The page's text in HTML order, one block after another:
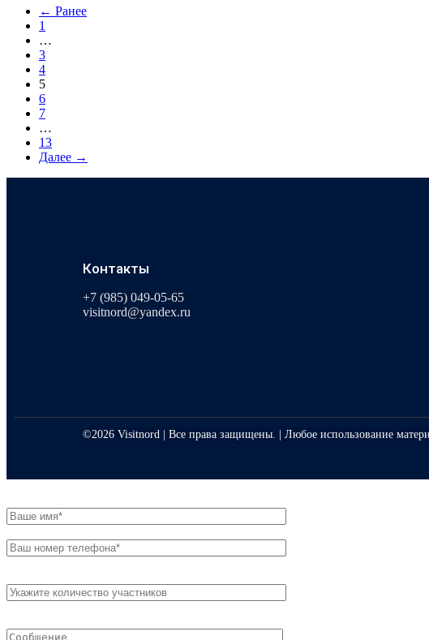
← Ранее
1
…
3
4
5
6
7
…
13
Далее →
Контакты
+7 (985) 049-05-65
visitnord@yandex.ru
©2026 Visitnord | Все права защищены. | Любое использование